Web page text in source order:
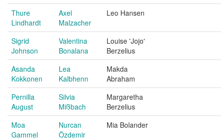
Thure
Lindhardt
Axel
Malzacher
Leo Hansen
Sigrid
Johnson
Valentina
Bonalana
Louise 'Jojo'
Berzelius
Asanda
Kokkonen
Lea
Kalbhenn
Makda
Abraham
Pernilla
August
Silvia
Mißbach
Margaretha
Berzelius
Moa
Gammel
Nurcan
Özdemir
Mia Bolander